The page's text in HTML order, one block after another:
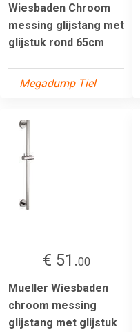
Wiesbaden Chroom
messing glijstang met
glijstuk rond 65cm
Megadump Tiel
€ 51.00
Mueller Wiesbaden
chroom messing
glijstang met glijstuk